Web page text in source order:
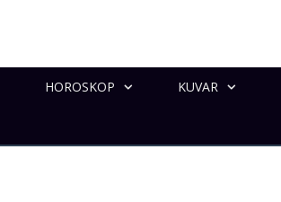
HOROSKOP KUVAR